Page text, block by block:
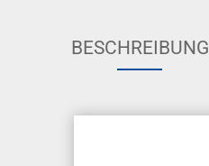
BESCHREIBUNG